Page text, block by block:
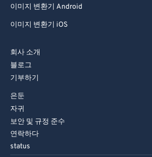
이미지 변환기 Android
이미지 변환기 iOS
회사 소개
블로그
기부하기
은둔
자귀
보안 및 규정 준수
연락하다
status